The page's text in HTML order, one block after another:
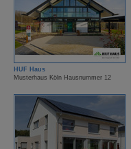
HUF Haus
Musterhaus Köln Hausnummer 12